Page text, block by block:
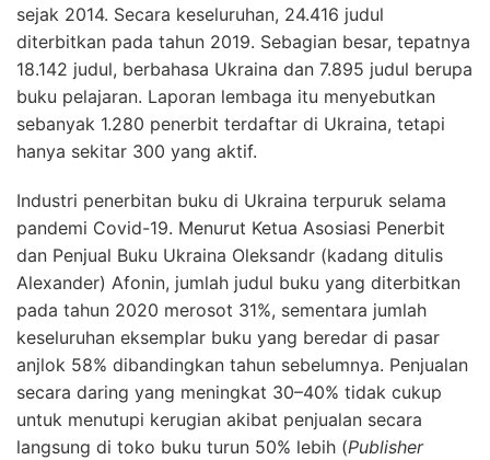
sejak 2014. Secara keseluruhan, 24.416 judul
diterbitkan pada tahun 2019. Sebagian besar, tepatnya
18.142 judul, berbahasa Ukraina dan 7.895 judul berupa
buku pelajaran. Laporan lembaga itu menyebutkan
sebanyak 1.280 penerbit terdaftar di Ukraina, tetapi
hanya sekitar 300 yang aktif.
Industri penerbitan buku di Ukraina terpuruk selama
pandemi Covid-19. Menurut Ketua Asosiasi Penerbit
dan Penjual Buku Ukraina Oleksandr (kadang ditulis
Alexander) Afonin, jumlah judul buku yang diterbitkan
pada tahun 2020 merosot 31%, sementara jumlah
keseluruhan eksemplar buku yang beredar di pasar
anjlok 58% dibandingkan tahun sebelumnya. Penjualan
secara daring yang meningkat 30–40% tidak cukup
untuk menutupi kerugian akibat penjualan secara
langsung di toko buku turun 50% lebih (Publisher